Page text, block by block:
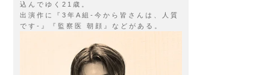
込んでゆく21歳。
出演作に『3年A組‐今から皆さんは、人質
です‐』『監察医 朝顔』などがある。